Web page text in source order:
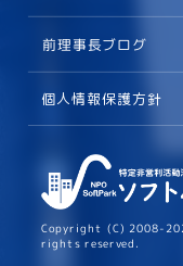
前理事長ブログ
Copyright (C) 2008-
rights reserved.
個人情報保護方針